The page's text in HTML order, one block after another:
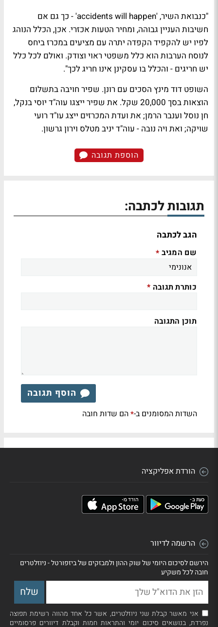
"כנבואת השיר, 'accidents will happen' - כך גם אם
חשיבות העניין גבוהה, ומחיר הטעות אכזרי. אכן, הכלל הנוהג
לפיו יש להקפיד הקפדה יתרה עם מציעים במכרז ביחס
לנוסח הערבות הוא כלל משפטי ראוי וצודק. ואולם לכל כלל
יש חריגים - והכלל בו עסקינן אינו חריג לכך".
השופט דוד מינץ הסכים עם רונן. שפיר חויבה בתשלום
הוצאות בסך 20,000 שקל. את שפיר ייצגו עוה"ד יוסי בנקל,
חן נוסל וענבר הרמן; את ועדת המכרזים ייצג עו"ד רועי
שויקה; ואת ויה נובה - עוה"ד יניב מטלס וירון גרשון.
הוספת תגובה
תגובות לכתבה:
הגב לכתבה
שם המגיב *
כותרת תגובה *
תוכן התגובה
הוסף תגובה
השדות המסומנים ב-*הם שדות חובה
הורדת אפליקציה
הרשמה לדיוור
הירשם לסיכום היומי של שוק ההון ולמבזקים של ביזפורטל - ניוזלטרים
חובה לכל משקיע
אני מאשר קבלת שני ניוזלטרים, אשר כל אחד מהווה רשימת תפוצה
נפרדת, בנושאים סיכום יומי והתראות חמות וקבלת דיוורים פרסומיים